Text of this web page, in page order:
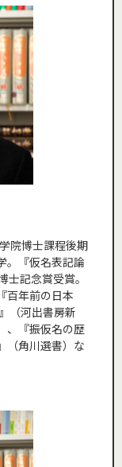
院博士課程後期
。『仮名表記論
記念賞受賞。
百年前の日本
（河出書房新
、『振仮名の歴
（角川選書）な